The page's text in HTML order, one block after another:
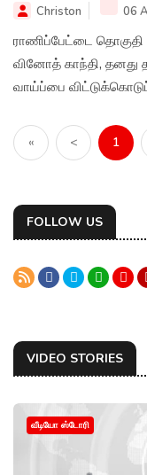
Christon 06
ராணிப்பேட்டை தொகுதி
வினோத் காந்தி, தனது
வாய்ப்பை
« < 1
FOLLOW US
VIDEO STORIES
வீடியோ ஸ்டோரி